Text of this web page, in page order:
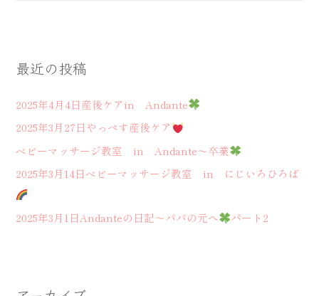
ン
最近の投稿
2025年4月4日産後ケアin Andante
2025年3月27日やっぺす産後ケア
ベビーマッサージ教室 in Andante～卒業
2025年3月14日ベビーマッサージ教室 in にじいろひろば
2025年3月1日Andanteの日記～パパの元へ パート2